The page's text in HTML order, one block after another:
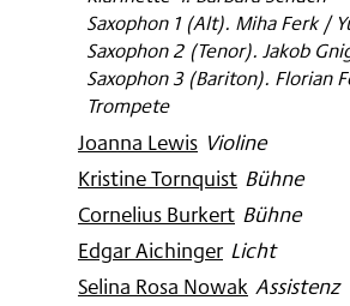
Saxophon 1 (Alt). Miha Ferk /
Saxophon 2 (Tenor). Jakob
Saxophon 3 (Bariton). Florian
Trompete
Joanna Lewis
: Violine
Kristine Tornquist
: Bühne
Cornelius Burkert
: Bühne
Edgar Aichinger
: Licht
Selina Rosa Nowak: Assistenz